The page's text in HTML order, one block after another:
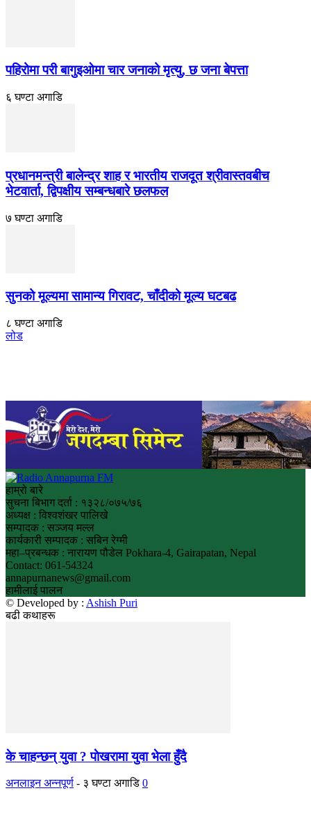
पहिरोमा परी बागुइओमा चार जनाको मृत्यु, छ जना बेपत्ता
६ घण्टा अगाडि
प्रधानमन्त्री बालेन्द्र शाह र भारतीय राजदूत श्रीवास्तवबीच
भेटवार्ता, द्विपक्षीय सम्बन्धबारे छलफल
७ घण्टा अगाडि
सुनको मूल्यमा सामान्य गिरावट, चाँदीको मूल्य घटबढ
८ घण्टा अगाडि
लोड
हाम्रो बारे
सुचना बिभाग दर्ता : १३२८/०७५/७६
अध्यक्ष : विश्वशंखर पालिखे
सम्पादक : सञ्जय मल्ल
कार्यकारी सम्पादक : सबिन रेग्मी
महा–प्रबन्धक : नारायण पौडेल Pokhara-4, Gairapatan, Nepal
Contact: 061-54324
annapurnanews@gmail.com
हामीलाई पालन
© Developed by : Ashish Puri
बढी कथाहरू
के चाहन्छन् युवा ? पाेखरामा युवा भेला हुँदै
अनलाइन अन्नपूर्ण - ३ घण्टा अगाडि 0